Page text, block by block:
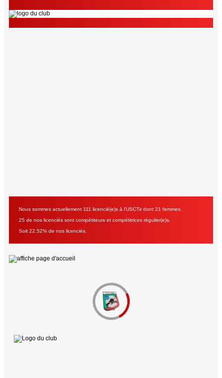
Nous sommes actuellement 111 licencié(e)s à l'USCTir dont 21 femmes.
25 de nos licenciés sont compétiteurs et compétitrices régulier(e)s.
Soit 22.52% de nos licenciés.